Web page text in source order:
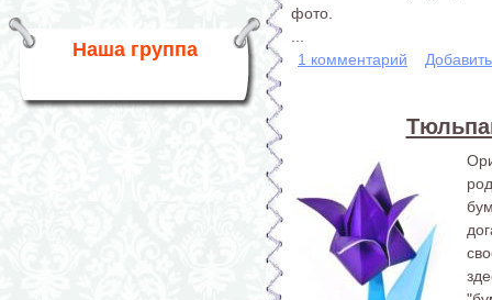
Наша группа
фото.
1 комментарий